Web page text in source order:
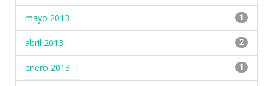
mayo 2013 1
abril 2013 2
enero 2013 1